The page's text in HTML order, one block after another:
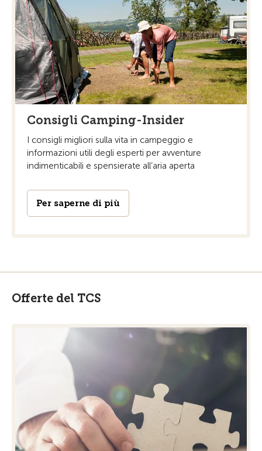
Consigli Camping-Insider
I consigli migliori sulla vita in campeggio e
informazioni utili degli esperti per avventure
indimenticabili e spensierate all’aria aperta
Per saperne di più
Offerte del TCS